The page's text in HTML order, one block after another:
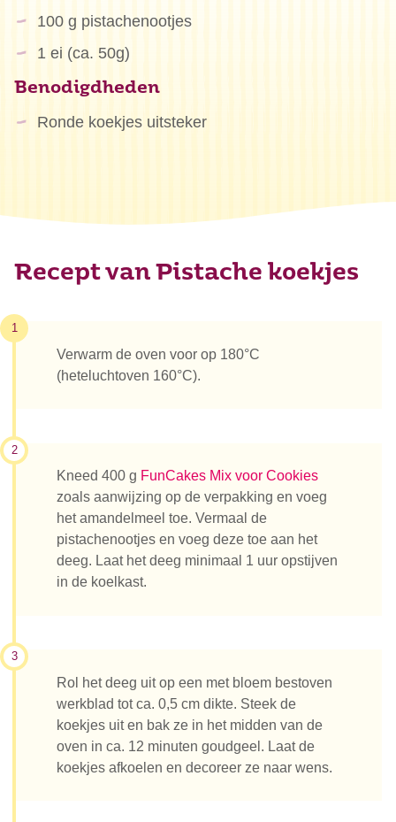
100 g pistachenootjes
1 ei (ca. 50g)
Benodigdheden
Ronde koekjes uitsteker
Recept van Pistache koekjes
1
Verwarm de oven voor op 180°C
(heteluchtoven 160°C).
2
Kneed 400 g FunCakes Mix voor Cookies
zoals aanwijzing op de verpakking en voeg
het amandelmeel toe. Vermaal de
pistachenootjes en voeg deze toe aan het
deeg. Laat het deeg minimaal 1 uur opstijven
in de koelkast.
3
Rol het deeg uit op een met bloem bestoven
werkblad tot ca. 0,5 cm dikte. Steek de
koekjes uit en bak ze in het midden van de
oven in ca. 12 minuten goudgeel. Laat de
koekjes afkoelen en decoreer ze naar wens.